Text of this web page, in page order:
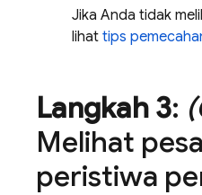
Jika Anda tidak
lihat tips
Langkah 3:
Melihat
peristiwa